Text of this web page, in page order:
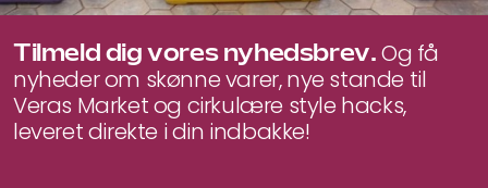
Tilmeld dig vores nyhedsbrev.Og få
nyheder om skønne varer, nye stande til
Veras Market og cirkulære style hacks,
leveret direkte i din indbakke!